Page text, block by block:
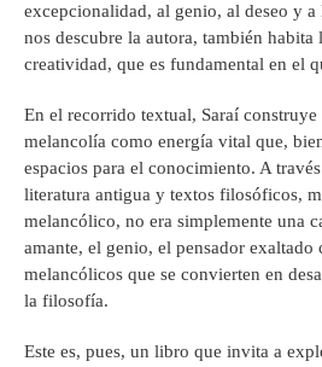
excepcionalidad, al genio, al deseo y
nos descubre la autora, también habita
creatividad, que es fundamental en el
En el recorrido textual, Saraí
melancolía como energía vital que,
espacios para el conocimiento. A
literatura antigua y textos filosóficos,
melancólico, no era simplemente una
amante, el genio, el pensador exaltado
melancólicos que se convierten en
la filosofía.
Este es, pues, un libro que invita a